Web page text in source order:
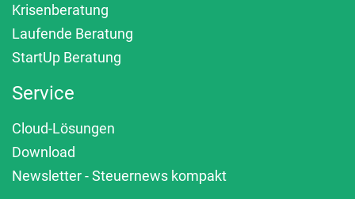
Krisenberatung
Laufende Beratung
StartUp Beratung
Service
Cloud-Lösungen
Download
Newsletter - Steuernews kompakt